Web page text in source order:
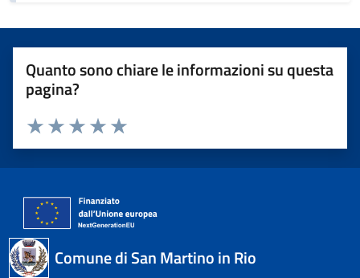
Quanto sono chiare le informazioni su questa
pagina?
Valuta 5 stelle su 5
Valuta 4 stelle su 5
Valuta 3 stelle su 5
Valuta 2 stelle su 5
Valuta 1 stelle su 5
Comune di San Martino in Rio